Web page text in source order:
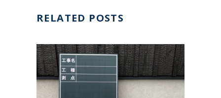
RELATED POSTS